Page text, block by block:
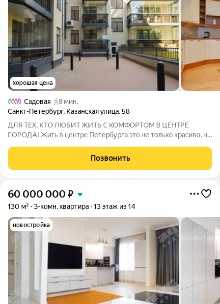
хорошая цена
Садовая
8 мин.
Санкт-Петербург, Казанская улица,58
ДЛЯ ТЕХ, КТО ЛЮБИТ ЖИТЬ С КОМФОРТОМ В ЦЕНТРЕ
ГОРОДА! Жить в центре Петербурга это не только красиво, но
бизнес-класса неподалеку от Исаакиевского собора.
Доминантой квартиры является огромная
Позвонить
60 000 000 ₽
130 м² 3-комн. квартира 13 этаж из 14
новостройка